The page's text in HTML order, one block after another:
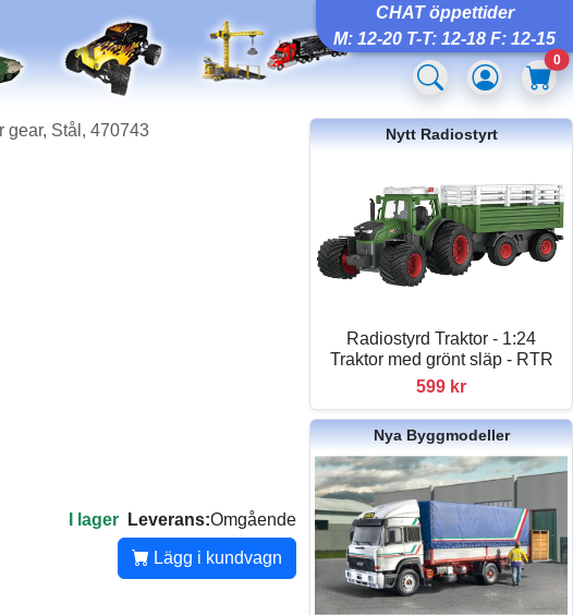
CHAT öppettider
M: 12-20 T-T: 12-18 F: 12-15
0
gear, Stål, 470743
I lager Leverans:Omgående
Lägg i kundvagn
Nytt Radiostyrt
Radiostyrd Traktor - 1:24
Traktor med grönt släp - RTR
599 kr
Nya Byggmodeller